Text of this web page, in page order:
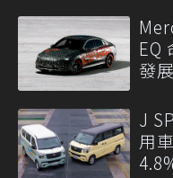
EQ
發展
J
用